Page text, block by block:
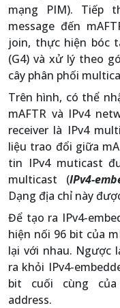
mạng PIM). Tiếp
message đến
join, thực hiện bóc
(G4) và xử lý theo
cây phân phối
Trên hình, có thể
mAFTR và IPv4
receiver là IPv4
liệu trao đổi giữa
tin IPv4 muticast
multicast (IPv4-
Dạng địa chỉ này
Để tạo ra IPv4-
hiện nối 96 bit của
lại với nhau. Ngược
ra khỏi IPv4-
bit cuối cùng của
address.